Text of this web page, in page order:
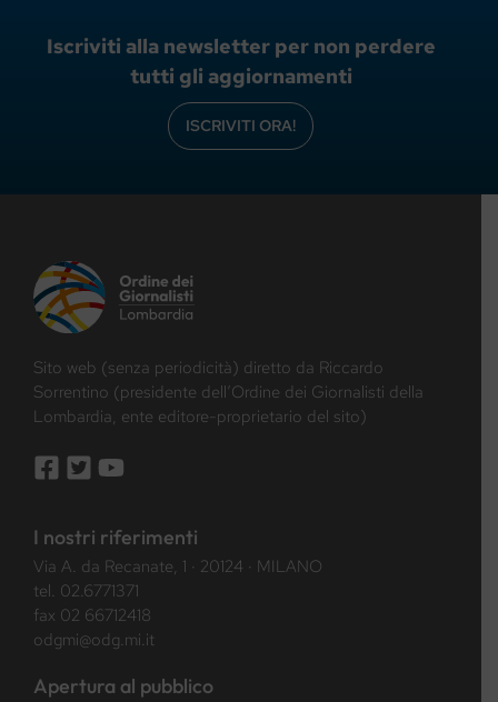
Iscriviti alla newsletter per non perdere
tutti gli aggiornamenti
ISCRIVITI ORA!
Sito web (senza periodicità) diretto da Riccardo
Sorrentino (presidente dell’Ordine dei Giornalisti della
Lombardia, ente editore-proprietario del sito)
I nostri riferimenti
Via A. da Recanate, 1 · 20124 · MILANO
tel. 02.6771371
fax 02 66712418
odgmi@odg.mi.it
Apertura al pubblico